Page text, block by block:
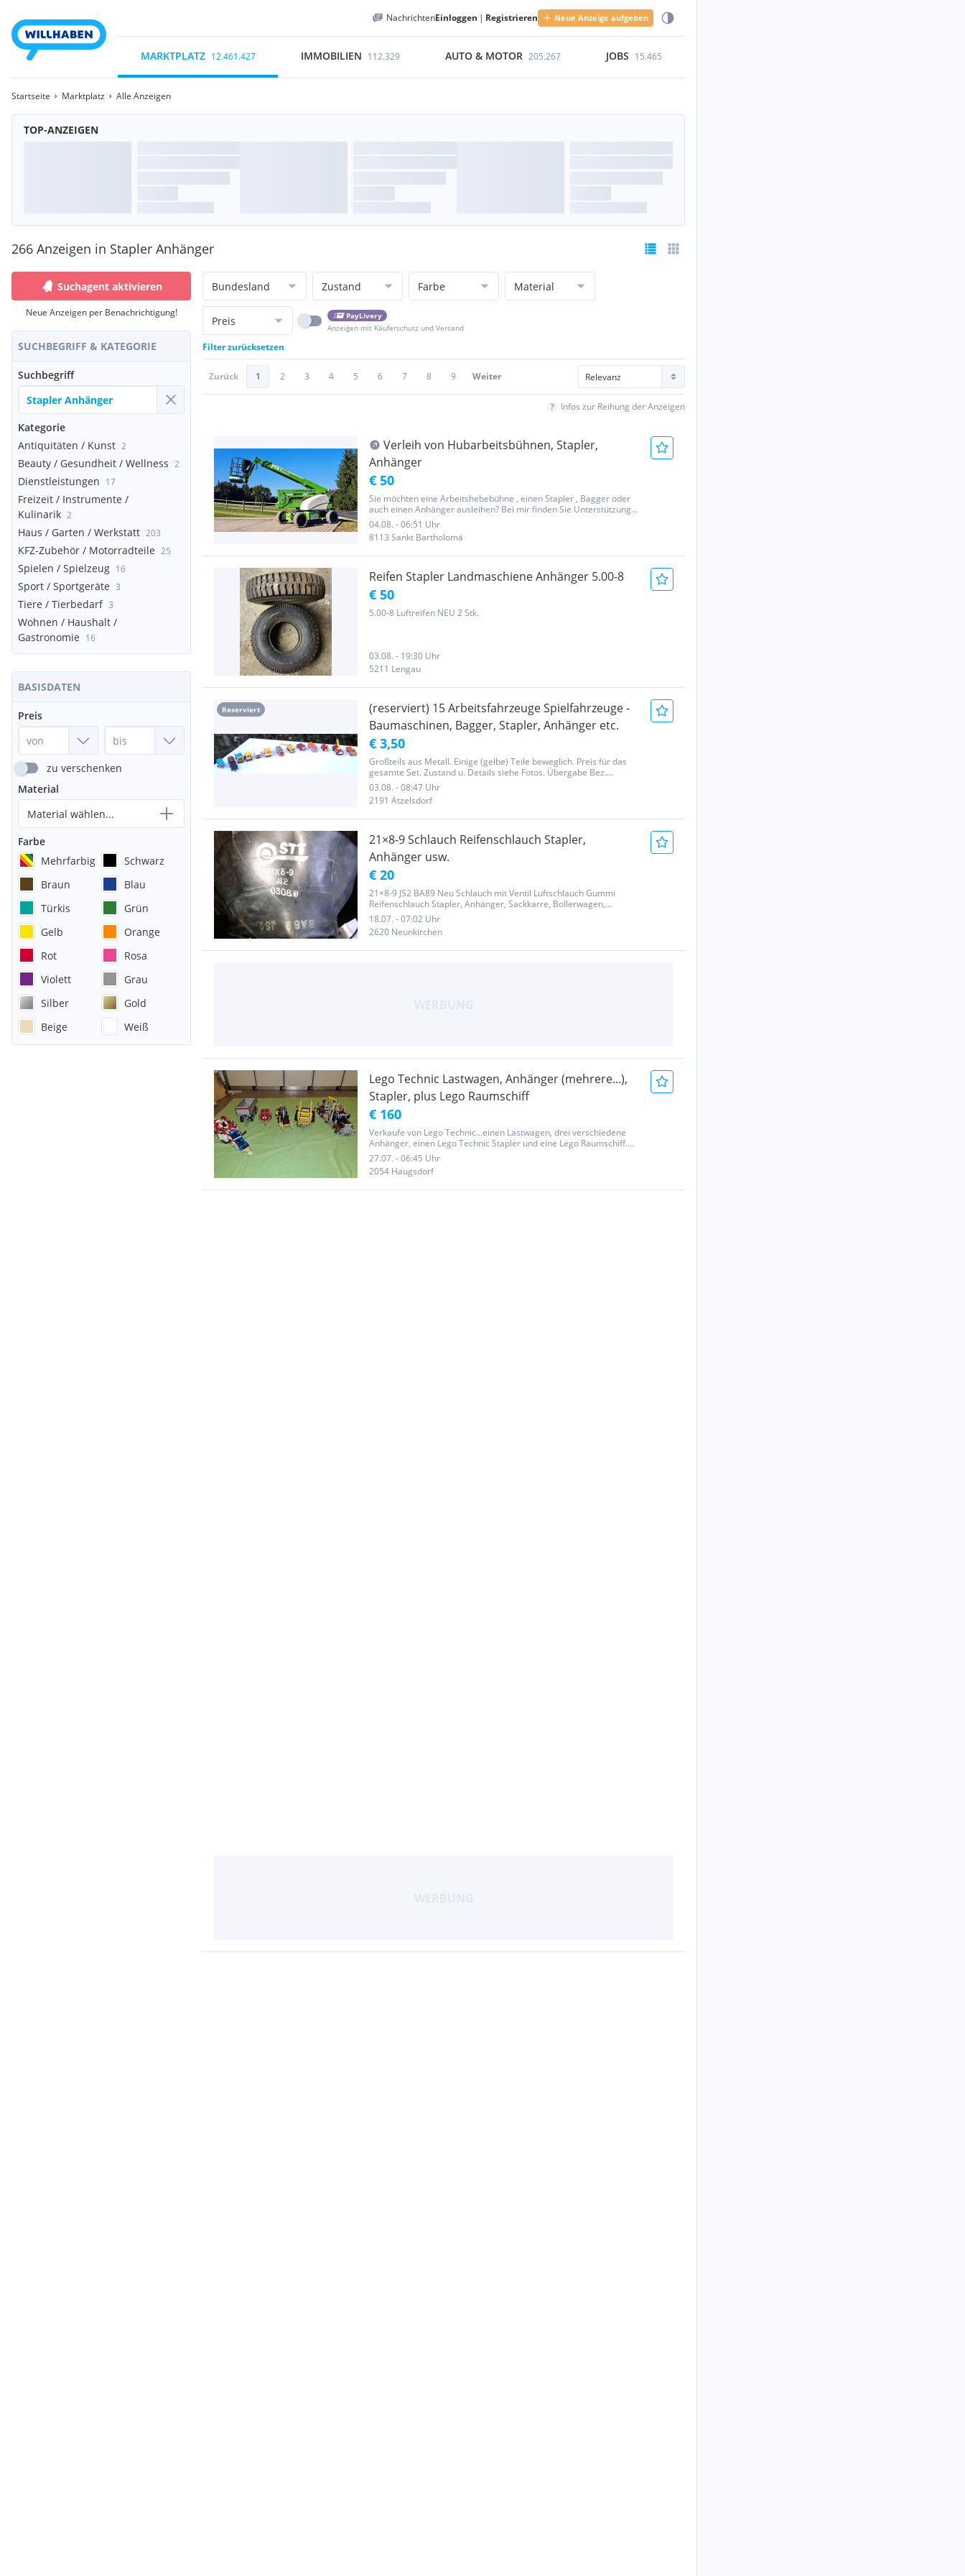
NachrichtenEinloggen | Registrieren Neue Anzeige aufgeben
MARKTPLATZ 12.461.427 IMMOBILIEN 112.329 AUTO & MOTOR 205.267 JOBS 15.465
Startseite Marktplatz Alle Anzeigen
TOP-ANZEIGEN
266 Anzeigen in Stapler Anhänger
Suchagent aktivieren
Neue Anzeigen per Benachrichtigung!
SUCHBEGRIFF & KATEGORIE
Suchbegriff
Kategorie
Antiquitäten / Kunst 2
Beauty / Gesundheit / Wellness 2
Dienstleistungen 17
Freizeit / Instrumente /
Kulinarik 2
Haus / Garten / Werkstatt 203
KFZ-Zubehör / Motorradteile 25
Spielen / Spielzeug 16
Sport / Sportgeräte 3
Tiere / Tierbedarf 3
Wohnen / Haushalt /
Gastronomie 16
BASISDATEN
Preis
zu verschenken
Material
Material wählen...
Farbe
Mehrfarbig
Schwarz
Braun
Blau
Türkis
Grün
Gelb
Orange
Rot
Rosa
Violett
Grau
Silber
Gold
Beige
Weiß
Bundesland Zustand Farbe Material
Preis
PayLivery
Anzeigen mit Käuferschutz und Versand
Filter zurücksetzen
Zurück 1 2 3 4 5 6 7 8 9 Weiter
Infos zur Reihung der Anzeigen
Verleih von Hubarbeitsbühnen, Stapler,
Anhänger
€ 50
Sie möchten eine Arbeitshebebühne , einen Stapler , Bagger oder
auch einen Anhänger ausleihen? Bei mir finden Sie Unterstützung
für Ihre Gartengestaltung, Bau- und Industriearbeiten, Montage-
und Malertätigkeiten! Auf meiner Website finden Sie nähere...
04.08. - 06:51 Uhr
8113 Sankt Bartholomä
Reifen Stapler Landmaschiene Anhänger 5.00-8
€ 50
5.00-8 Luftreifen NEU 2 Stk.
03.08. - 19:30 Uhr
5211 Lengau
Reserviert
(reserviert) 15 Arbeitsfahrzeuge Spielfahrzeuge -
Baumaschinen, Bagger, Stapler, Anhänger etc.
€ 3,50
Großteils aus Metall. Einige (gelbe) Teile beweglich. Preis für das
gesamte Set. Zustand u. Details siehe Fotos. Übergabe Bez.
Mistelbach NÖ, auch Versand möglich. Erlös für den Tierschutz.
03.08. - 08:47 Uhr
2191 Atzelsdorf
21×8-9 Schlauch Reifenschlauch Stapler,
Anhänger usw.
€ 20
21×8-9 JS2 BA89 Neu Schlauch mit Ventil Luftschlauch Gummi
Reifenschlauch Stapler, Anhänger, Sackkarre, Bollerwagen,
Schubkarre Heuwender Aufsitzmäher Rasenmäher
Aufsitzrasenmäher Passend für Reifen Größe 21x8-9 Zoll 200/75-9
Zoll Luftschlauch
18.07. - 07:02 Uhr
2620 Neunkirchen
Lego Technic Lastwagen, Anhänger (mehrere...),
Stapler, plus Lego Raumschiff
€ 160
Verkaufe von Lego Technic...einen Lastwagen, drei verschiedene
Anhänger, einen Lego Technic Stapler und eine Lego Raumschiff.
Dies ist ein Privatverkauf keine Garantie, Gewährleistung oder
Rücknahme seitens des privat Verkäufers.
27.07. - 06:45 Uhr
2054 Haugsdorf